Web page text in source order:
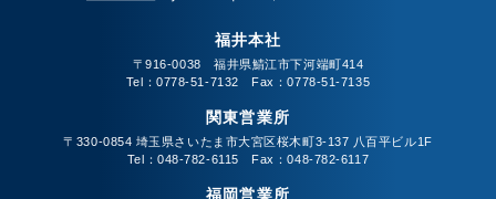
福井本社
〒916-0038 福井県鯖江市下河端町414
Tel：0778-51-7132 Fax：0778-51-7135
関東営業所
〒330-0854 埼玉県さいたま市大宮区桜木町3-137 八百平ビル1F
Tel：048-782-6115 Fax：048-782-6117
福岡営業所